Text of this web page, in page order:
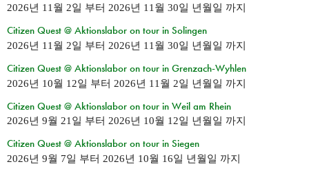
2026년 11월 2일 부터 2026년 11월 30일 년월일 까지
Citizen Quest @ Aktionslabor on tour in Solingen
2026년 11월 2일 부터 2026년 11월 30일 년월일 까지
Citizen Quest @ Aktionslabor on tour in Grenzach-Wyhlen
2026년 10월 12일 부터 2026년 11월 2일 년월일 까지
Citizen Quest @ Aktionslabor on tour in Weil am Rhein
2026년 9월 21일 부터 2026년 10월 12일 년월일 까지
Citizen Quest @ Aktionslabor on tour in Siegen
2026년 9월 7일 부터 2026년 10월 16일 년월일 까지